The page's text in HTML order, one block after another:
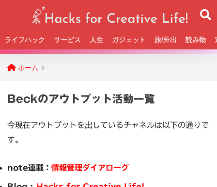
ライフハック サービス 人生 ガジェット 旅/外出 読み物
Beckの活動＆SNSまとめはこちら
ホーム
Beckのアウトプット活動一覧
今現在アウトプットを出しているチャネルは以下の通りで
す。
note連載： 情報管理ダイアローグ